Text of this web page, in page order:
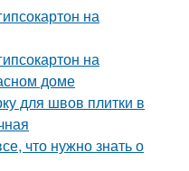
на
на
доме
для швов плитки в
что нужно знать о